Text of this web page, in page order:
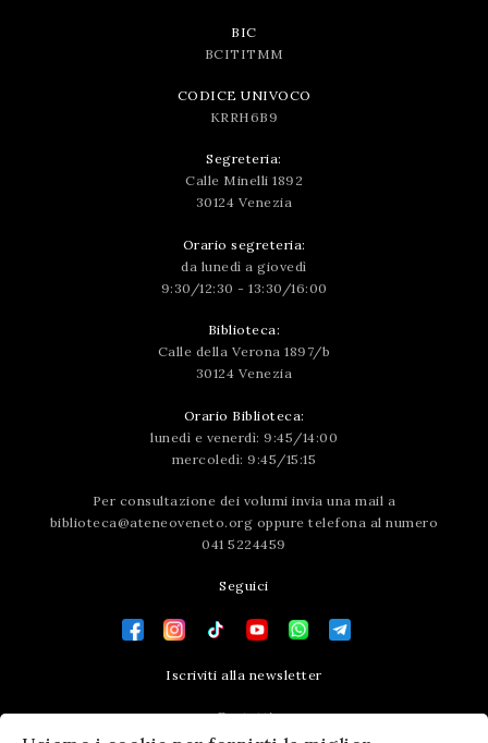
BIC
BCITITMM
CODICE UNIVOCO
KRRH6B9
Segreteria:
Calle Minelli 1892
30124 Venezia
Orario segreteria:
da lunedì a giovedì
9:30/12:30 - 13:30/16:00
Biblioteca:
Calle della Verona 1897/b
30124 Venezia
Orario Biblioteca:
lunedì e venerdì: 9:45/14:00
mercoledì: 9:45/15:15
Per consultazione dei volumi invia una mail a
biblioteca@ateneoveneto.org oppure telefona al numero
041 5224459
Seguici
Iscriviti alla newsletter
Contatti